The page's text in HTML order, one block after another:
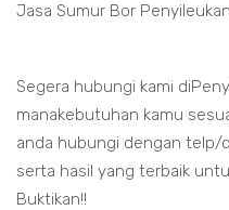
Jasa Sumur Bor
Segera hubungi kami
manakebutuhan kamu
anda hubungi dengan telp/
serta hasil yang terbaik
Buktikan!!